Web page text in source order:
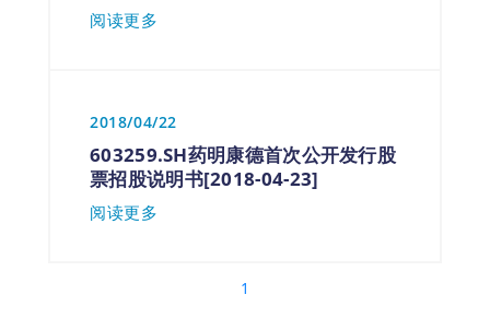
阅读更多
2018/04/22
603259.SH药明康德首次公开发行股
票招股说明书[2018-04-23]
阅读更多
1